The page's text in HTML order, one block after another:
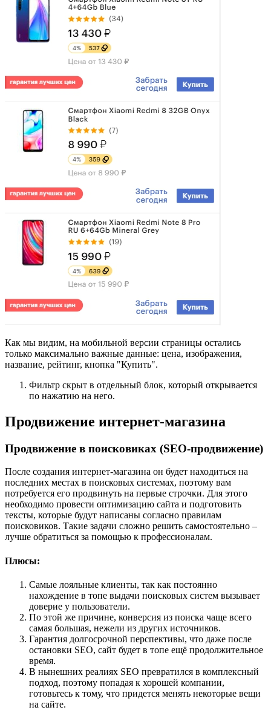
Как мы видим, на мобильной версии страницы остались
только максимально важные данные: цена, изображения,
название, рейтинг, кнопка "Купить".
Фильтр скрыт в отдельный блок, который открывается
по нажатию на него.
Продвижение интернет-магазина
Продвижение в поисковиках (SEO-продвижение)
После создания интернет-магазина он будет находиться на
последних местах в поисковых системах, поэтому вам
потребуется его продвинуть на первые строчки. Для этого
необходимо провести оптимизацию сайта и подготовить
тексты, которые будут написаны согласно правилам
поисковиков. Такие задачи сложно решить самостоятельно –
лучше обратиться за помощью к профессионалам.
Плюсы:
Самые лояльные клиенты, так как постоянно
нахождение в топе выдачи поисковых систем вызывает
доверие у пользователи.
По этой же причине, конверсия из поиска чаще всего
самая большая, нежели из других источников.
Гарантия долгосрочной перспективы, что даже после
остановки SEO, сайт будет в топе ещё продолжительное
время.
В нынешних реалиях SEO превратился в комплексный
подход, поэтому попадая к хорошей компании,
готовьтесь к тому, что придется менять некоторые вещи
на сайте.